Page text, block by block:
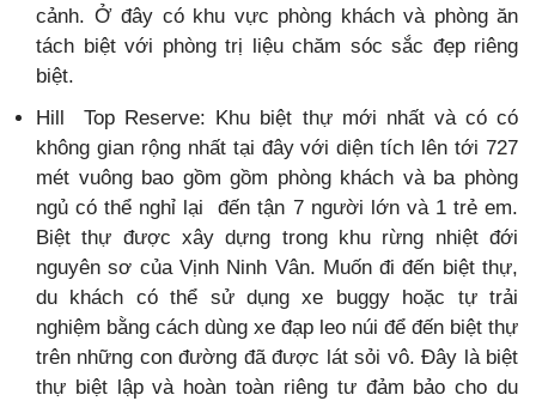
cảnh. Ở đây có khu vực phòng khách và phòng ăn
tách biệt với phòng trị liệu chăm sóc sắc đẹp riêng
biệt.
Hill Top Reserve: Khu biệt thự mới nhất và có có
không gian rộng nhất tại đây với diện tích lên tới 727
mét vuông bao gồm gồm phòng khách và ba phòng
ngủ có thể nghỉ lại đến tận 7 người lớn và 1 trẻ em.
Biệt thự được xây dựng trong khu rừng nhiệt đới
nguyên sơ của Vịnh Ninh Vân. Muốn đi đến biệt thự,
du khách có thể sử dụng xe buggy hoặc tự trải
nghiệm bằng cách dùng xe đạp leo núi để đến biệt thự
trên những con đường đã được lát sỏi vô. Đây là biệt
thự biệt lập và hoàn toàn riêng tư đảm bảo cho du